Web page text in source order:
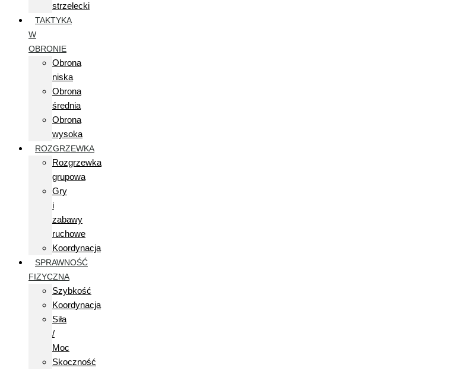
strzelecki
TAKTYKA
W
OBRONIE
Obrona
niska
Obrona
średnia
Obrona
wysoka
ROZGRZEWKA
Rozgrzewka
grupowa
Gry
i
zabawy
ruchowe
Koordynacja
SPRAWNOŚĆ
FIZYCZNA
Szybkość
Koordynacja
Siła
/
Moc
Skoczność